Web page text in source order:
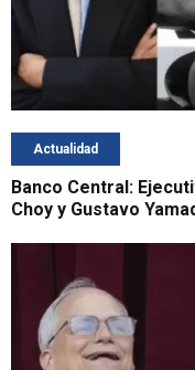
Actualidad
Banco Central:
Choy y Gustavo